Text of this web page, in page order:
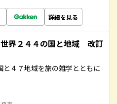
詳細を見る
界２４４の国と地域 改訂
と４７地域を旅の雑学とともに